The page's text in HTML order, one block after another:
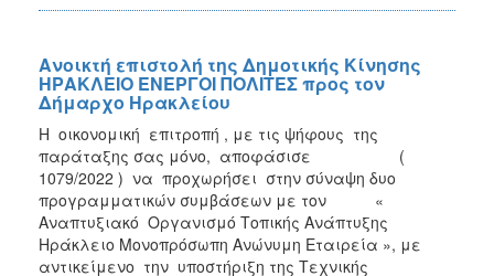
Ανοικτή επιστολή της Δημοτικής Κίνησης
ΗΡΑΚΛΕΙΟ ΕΝΕΡΓΟΙ ΠΟΛΙΤΕΣ προς τον
Δήμαρχο Ηρακλείου
Η οικονομική επιτροπή , με τις ψήφους της
παράταξης σας μόνο, αποφάσισε (
1079/2022 ) να προχωρήσει στην σύναψη δυο
προγραμματικών συμβάσεων με τον «
Αναπτυξιακό Οργανισμό Τοπικής Ανάπτυξης
Ηράκλειο Μονοπρόσωπη Ανώνυμη Εταιρεία », με
αντικείμενο την υποστήριξη της Τεχνικής